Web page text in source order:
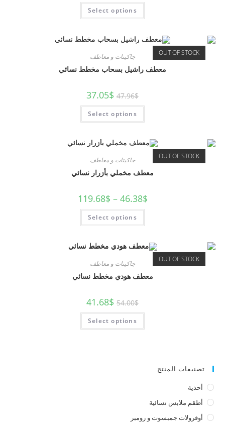
Select options
OUT OF STOCK جاكيتات و معاطف
معطف راشيل بسحاب مخطط نسائي
47.96$
37.05$
Select options
OUT OF STOCK جاكيتات و معاطف
معطف مخملي بأزرار نسائي
46.38$
–
119.68$
Select options
OUT OF STOCK جاكيتات و معاطف
معطف هودي مخطط نسائي
54.00$
41.68$
Select options
تصنيفات المنتج
أحذية
أطقم ملابس نسائية
أوفرولات جمبسوت و رومبر